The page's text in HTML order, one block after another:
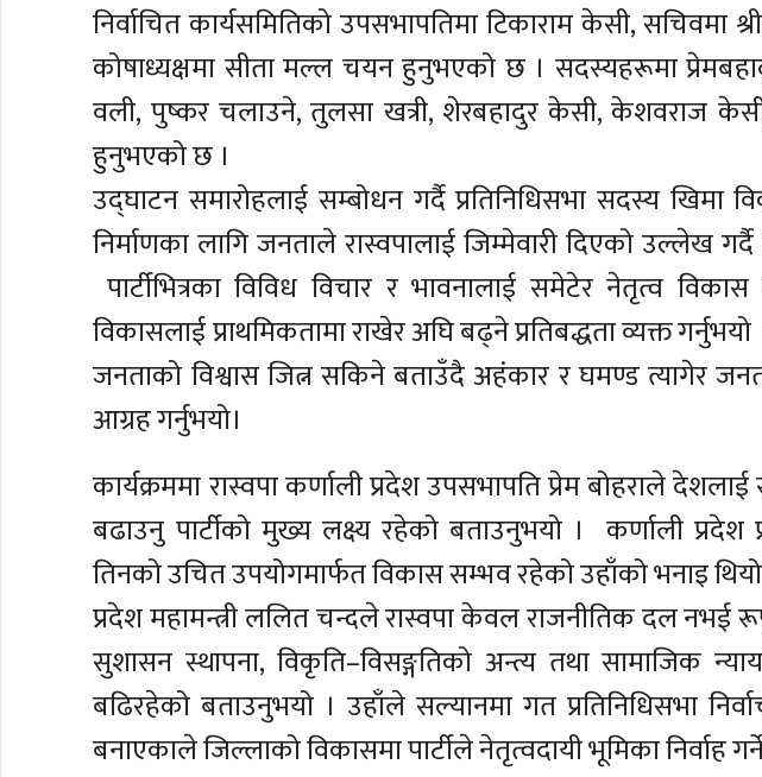
निर्वाचित कार्यसमितिको उपसभापतिमा टिकाराम केसी, सचिवमा
कोषाध्यक्षमा सीता मल्ल चयन हुनुभएको छ । सदस्यहरूमा
वली, पुष्कर चलाउने, तुलसा खत्री, शेरबहादुर केसी, केशवराज केसी,
हुनुभएको छ ।
उद्घाटन समारोहलाई सम्बोधन गर्दै प्रतिनिधिसभा सदस्य
निर्माणका लागि जनताले रास्वपालाई जिम्मेवारी दिएको उल्लेख
पार्टीभित्रका विविध विचार र भावनालाई समेटेर नेतृत्व
विकासलाई प्राथमिकतामा राखेर अघि बढ्ने प्रतिबद्धता व्यक्त
जनताको विश्वास जित्न सकिने बताउँदै अहंकार र घमण्ड त्यागेर
आग्रह गर्नुभयो।
कार्यक्रममा रास्वपा कर्णाली प्रदेश उपसभापति प्रेम बोहराले
बढाउनु पार्टीको मुख्य लक्ष्य रहेको बताउनुभयो । कर्णाली
तिनको उचित उपयोगमार्फत विकास सम्भव रहेको उहाँको भनाइ
प्रदेश महामन्त्री ललित चन्दले रास्वपा केवल राजनीतिक दल नभई
सुशासन स्थापना, विकृति–विसङ्गतिको अन्त्य तथा सामाजिक
बढिरहेको बताउनुभयो । उहाँले सल्यानमा गत प्रतिनिधिसभा
बनाएकाले जिल्लाको विकासमा पार्टीले नेतृत्वदायी भूमिका निर्वाह